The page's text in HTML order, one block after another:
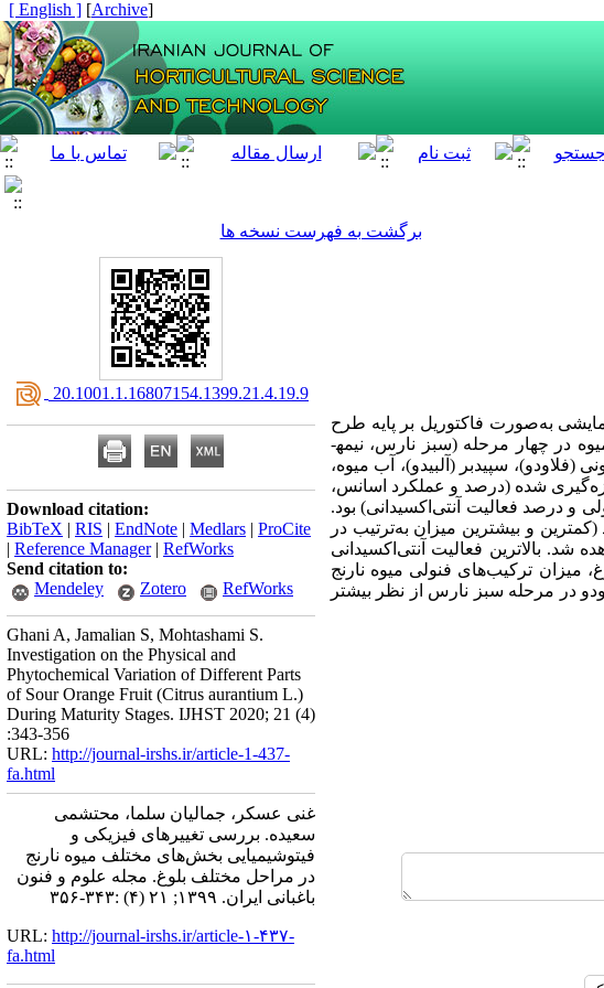
[
Archive
]
[ English ]
برگشت به فهرست نسخه ها
به‌صورت فاکتوریل بر پایه طرح
بلوک‌‌های کامل تصادفی با دو فاکتور و چهار تکرار انجام شد. فاکتور اول شامل مراحل بلوغ میوه در چهار مرحله (سبز نارس، نیمه­
سپیدبر (آلبیدو)، آب میوه،
شده (درصد و عملکرد اسانس،
و درصد فعالیت آنتی‌‌اکسیدانی) بود.
در محدوده 13/3 % (حجمی-وزنی) تا 30/10 % متغیر بود (کمترین و بیشترین میزان به‌ترتیب در
شد. بالاترین فعالیت آنتی‌‌اکسیدانی
میزان ترکیب‌های فنولی میوه نارنج
در مرحله سبز نارس از نظر بیشتر
‎ 20.1001.1.16807154.1399.21.4.19.9
Download citation:
BibTeX | RIS | EndNote | Medlars | ProCite
| Reference Manager| RefWorks
Send citation to:
Mendeley
Zotero RefWorks
Ghani A, Jamalian S, Mohtashami S.
Investigation on the Physical and
Phytochemical Variation of Different Parts
of Sour Orange Fruit (Citrus aurantium L.)
During Maturity Stages. IJHST 2020; 21 (4)
:343-356
URL: http://journal-irshs.ir/article-1-437-
fa.html
غنی عسکر، جمالیان سلما، محتشمی
سعیده. بررسی تغییرهای فیزیکی و
فیتوشیمیایی بخش‌‌های مختلف میوه نارنج
در مراحل مختلف بلوغ. مجله علوم و فنون
باغبانی ایران. ۱۳۹۹; ۲۱ (۴) :۳۴۳-۳۵۶
URL: http://journal-irshs.ir/article-۱-۴۳۷-
fa.html